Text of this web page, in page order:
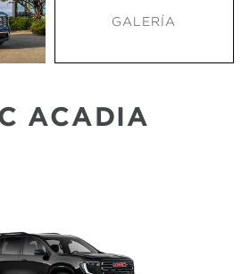
GALERÍA
ACADIA